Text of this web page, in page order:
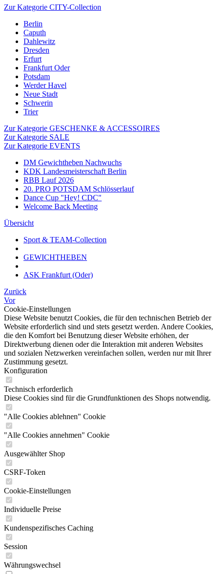
Zur Kategorie CITY-Collection
Berlin
Caputh
Dahlewitz
Dresden
Erfurt
Frankfurt Oder
Potsdam
Werder Havel
Neue Stadt
Schwerin
Trier
Zur Kategorie GESCHENKE & ACCESSOIRES
Zur Kategorie SALE
Zur Kategorie EVENTS
DM Gewichtheben Nachwuchs
KDK Landesmeisterschaft Berlin
RBB Lauf 2026
20. PRO POTSDAM Schlösserlauf
Dance Cup "Hey! CDC"
Welcome Back Meeting
Übersicht
Sport & TEAM-Collection
GEWICHTHEBEN
ASK Frankfurt (Oder)
Zurück
Vor
Cookie-Einstellungen
Diese Website benutzt Cookies, die für den technischen Betrieb der
Website erforderlich sind und stets gesetzt werden. Andere Cookies,
die den Komfort bei Benutzung dieser Website erhöhen, der
Direktwerbung dienen oder die Interaktion mit anderen Websites
und sozialen Netzwerken vereinfachen sollen, werden nur mit Ihrer
Zustimmung gesetzt.
Konfiguration
Technisch erforderlich
Diese Cookies sind für die Grundfunktionen des Shops notwendig.
"Alle Cookies ablehnen" Cookie
"Alle Cookies annehmen" Cookie
Ausgewählter Shop
CSRF-Token
Cookie-Einstellungen
Individuelle Preise
Kundenspezifisches Caching
Session
Währungswechsel